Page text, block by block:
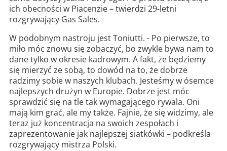
ich obecności w Piacenzie – twierdzi 29-letni
rozgrywający Gas Sales.
W podobnym nastroju jest Toniutti. - Po pierwsze, to
miło móc znowu się zobaczyć, bo zwykle bywa nam to
dane tylko w okresie kadrowym. A fakt, że będziemy
się mierzyć ze sobą, to dowód na to, że dobrze
radzimy sobie w naszych klubach. Jesteśmy w ósemce
najlepszych drużyn w Europie. Dobrze jest móc
sprawdzić się na tle tak wymagającego rywala. Oni
mają kim grać, ale my także. Fajnie, że się widzimy, ale
teraz już koncentracja na swoich zespołach i
zaprezentowanie jak najlepszej siatkówki – podkreśla
rozgrywający mistrza Polski.